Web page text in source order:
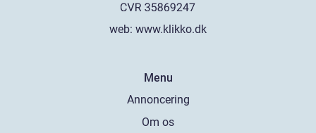
web: www.klikko.dk
Menu
Annoncering
Om os